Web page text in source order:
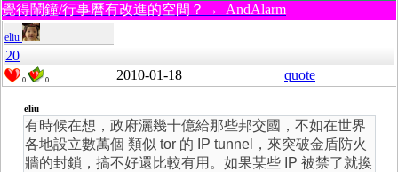
覺得鬧鐘/行事曆有改進的空間？→ AndAlarm
eliu
20
0 0 2010-01-18 quote
eliu
有時候在想，政府灑幾十億給那些邦交國，不如在世界
各地設立數萬個 類似 tor 的 IP tunnel，來突破金盾防火
牆的封鎖，搞不好還比較有用。如果某些 IP 被禁了就換